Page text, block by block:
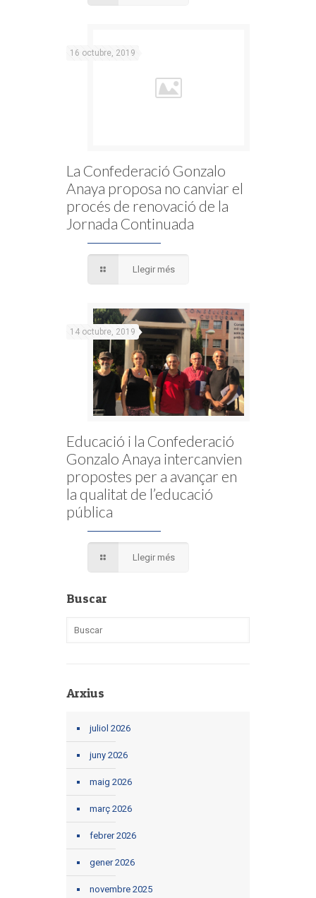
16 octubre, 2019
La Confederació Gonzalo
Anaya proposa no canviar el
procés de renovació de la
Jornada Continuada
Llegir més
14 octubre, 2019
Educació i la Confederació
Gonzalo Anaya intercanvien
propostes per a avançar en
la qualitat de l’educació
pública
Llegir més
Buscar
Arxius
juliol 2026
juny 2026
maig 2026
març 2026
febrer 2026
gener 2026
novembre 2025